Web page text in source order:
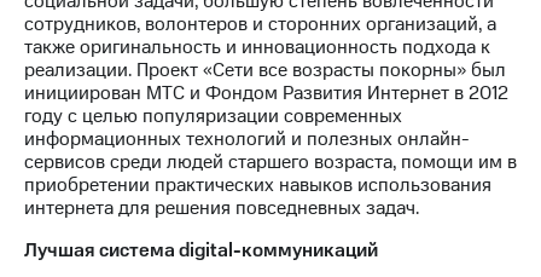
сотрудников, волонтеров и сторонних организаций, а
также оригинальность и инновационность подхода к
реализации. Проект «Сети все возрасты покорны» был
инициирован МТС и Фондом Развития Интернет в 2012
году с целью популяризации современных
информационных технологий и полезных онлайн-
сервисов среди людей старшего возраста, помощи им в
приобретении практических навыков использования
интернета для решения повседневных задач.
Лучшая система digital-коммуникаций